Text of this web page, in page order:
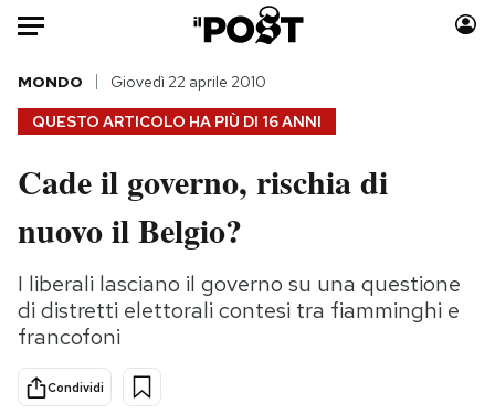
Auto
HOME
Italia
Politica
Tecnologia
Internet
Scienza
Cultura
Economia
Moda
Storie/Idee
Ok Boomer!
QUESTO ARTICOLO HA PIÙ DI 16 ANNI
MONDO Giovedì 22 aprile 2010
Cade il governo, rischia di
nuovo il Belgio?
I liberali lasciano il governo su una questione
di distretti elettorali contesi tra fiamminghi e
francofoni
Condividi